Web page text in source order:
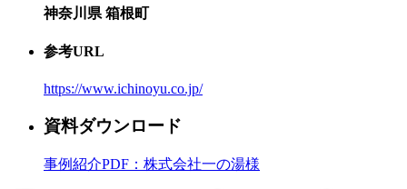
神奈川県 箱根町
参考URL
https://www.ichinoyu.co.jp/
資料ダウンロード
事例紹介PDF： 株式会社一の湯様